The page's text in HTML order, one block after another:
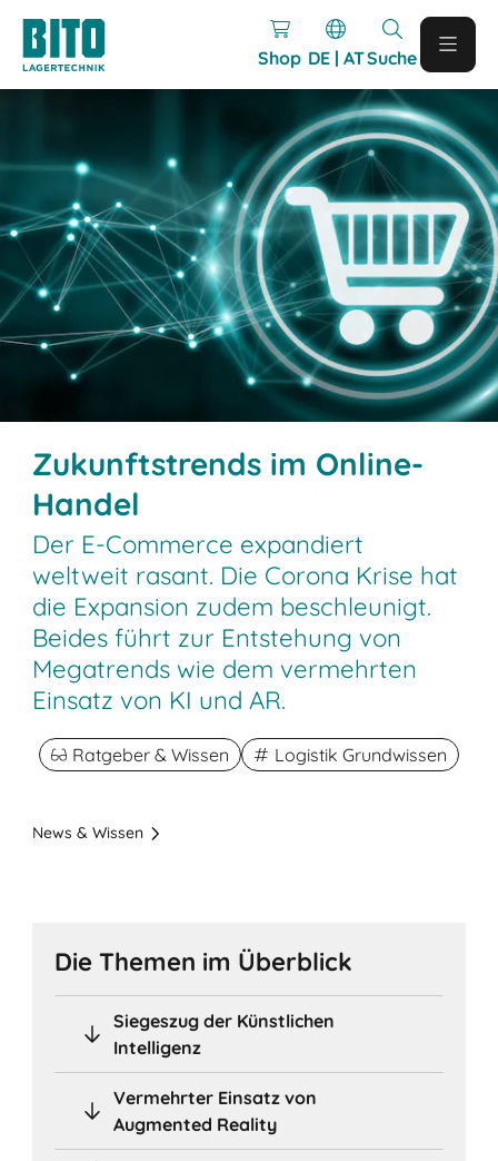
Shop DE | ATSuche
Zukunftstrends im Online-
Handel
Der E-Commerce expandiert
weltweit rasant. Die Corona Krise hat
die Expansion zudem beschleunigt.
Beides führt zur Entstehung von
Megatrends wie dem vermehrten
Einsatz von KI und AR.
Ratgeber & Wissen Logistik Grundwissen
News & Wissen
Die Themen im Überblick
Siegeszug der Künstlichen
Intelligenz
Vermehrter Einsatz von
Augmented Reality